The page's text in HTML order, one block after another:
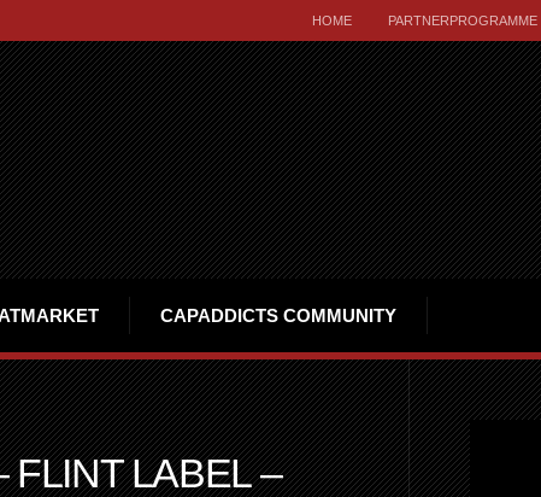
HOME PARTNERPROGRAMME
CAPADDICTS COMMUNITY
FLINT LABEL –